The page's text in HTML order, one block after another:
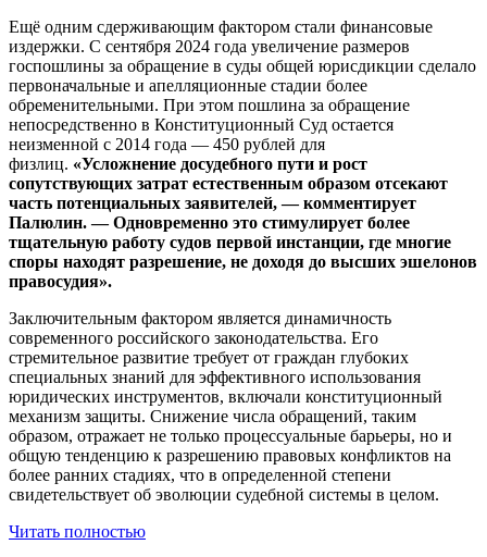
Ещё одним сдерживающим фактором стали финансовые
издержки. С сентября 2024 года увеличение размеров
госпошлины за обращение в суды общей юрисдикции сделало
первоначальные и апелляционные стадии более
обременительными. При этом пошлина за обращение
непосредственно в Конституционный Суд остается
неизменной с 2014 года — 450 рублей для
физлиц. «Усложнение досудебного пути и рост
сопутствующих затрат естественным образом отсекают
часть потенциальных заявителей, — комментирует
Палюлин. — Одновременно это стимулирует более
тщательную работу судов первой инстанции, где многие
споры находят разрешение, не доходя до высших эшелонов
правосудия».
Заключительным фактором является динамичность
современного российского законодательства. Его
стремительное развитие требует от граждан глубоких
специальных знаний для эффективного использования
юридических инструментов, включали конституционный
механизм защиты. Снижение числа обращений, таким
образом, отражает не только процессуальные барьеры, но и
общую тенденцию к разрешению правовых конфликтов на
более ранних стадиях, что в определенной степени
свидетельствует об эволюции судебной системы в целом.
Читать полностью